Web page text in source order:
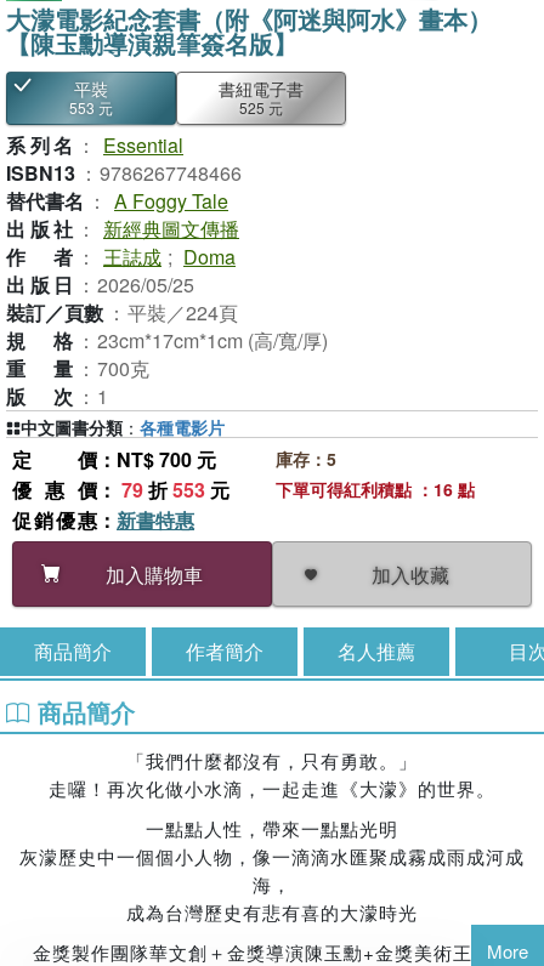
大濛電影紀念套書（附《阿迷與阿水》畫本）
【陳玉勳導演親筆簽名版】
平裝
553 元
書紐電子書
525 元
系列名 ：
Essential
ISBN13 ： 9786267748466
替代書名 ： A Foggy Tale
出版社 ：
新經典圖文傳播
作者 ： 王誌成 ; Doma
出版日 ： 2026/05/25
裝訂／頁數 ： 平裝／224頁
規格 ： 23cm*17cm*1cm (高/寬/厚)
重量 ： 700克
版次 ： 1
定價 ：NT$ 700 元
優惠價 ： 79折553 元
促銷優惠 ： 新書特惠
加入購物車
加入收藏
庫存：5
下單可得紅利積點 ：16 點
中文圖書分類 ： 各種電影片
商品簡介 作者簡介 名人推薦 目
商品簡介
「我們什麼都沒有，只有勇敢。」
走囉！再次化做小水滴，一起走進《大濛》的世界。
一點點人性，帶來一點點光明
灰濛歷史中一個個小人物，像一滴滴水匯聚成霧成雨成河成
海，
成為台灣歷史有悲有喜的大濛時光
金獎製作團隊華文創＋金獎導演陳玉勳+金獎美術王誌成
More